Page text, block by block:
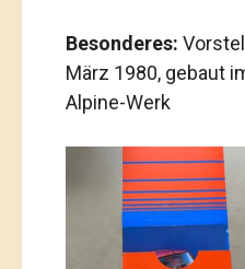
Besonderes:
März 1980, gebaut
Alpine-Werk